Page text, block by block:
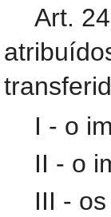
Art.
I - o
II - o
III -